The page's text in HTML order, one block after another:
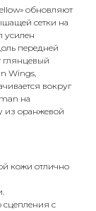
обновляют
сетки на
усилен
передней
глянцевый
Wings,
вокруг
на
из оранжевой
кожи отлично
сцепления с